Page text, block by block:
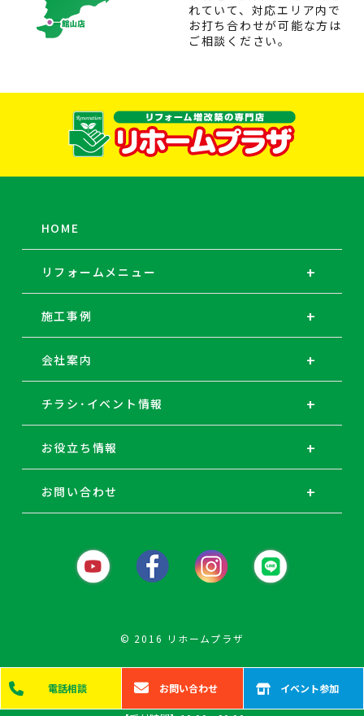
電話相談 お問い合わせ イベント参加
れていて、対応エリア内で
お打ち合わせが可能な方は
ご相談ください。
HOME
リフォームメニュー
施工事例
会社案内
チラシ･イベント情報
お役立ち情報
お問い合わせ
© 2016 リホームプラザ